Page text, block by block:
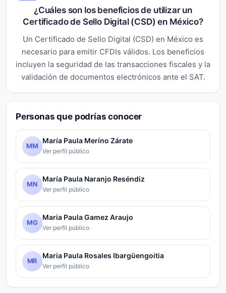
¿Cuáles son los beneficios de utilizar un
Certificado de Sello Digital (CSD) en México?
Un Certificado de Sello Digital (CSD) en México es
necesario para emitir CFDIs válidos. Los beneficios
incluyen la seguridad de las transacciones fiscales y la
validación de documentos electrónicos ante el SAT.
Personas que podrías conocer
MM
María Paula Meríno Zárate
Ver perfil público
MN
María Paula Naranjo Reséndiz
Ver perfil público
MG
Maria Paula Gamez Araujo
Ver perfil público
MR
Maria Paula Rosales Ibargüengoitia
Ver perfil público